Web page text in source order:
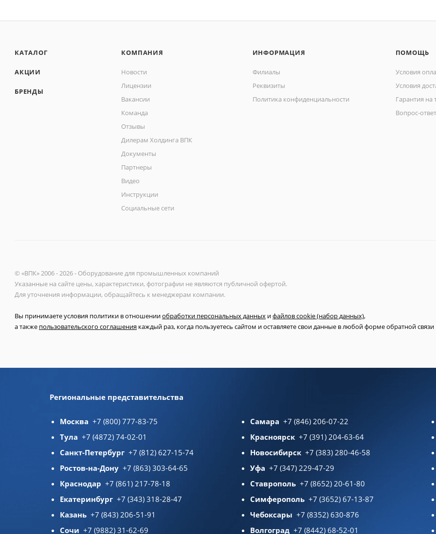
КАТАЛОГ
АКЦИИ
БРЕНДЫ
КОМПАНИЯ
Новости
Лицензии
Вакансии
Команда
Отзывы
Дилерам Холдинга ВПК
Документы
Партнеры
Видео
Инструкции
Социальные сети
ИНФОРМАЦИЯ
Филиалы
Реквизиты
Политика конфиденциальности
ПОМОЩЬ
Условия
Условия
Гарантия на
Вопрос-ответ
© «ВПК» 2006 - 2026 - Оборудование для промышленных компаний
Указанные на сайте цены, характеристики, фотографии не являются публичной офертой.
Для уточнения информации, обращайтесь к менеджерам компании.
Вы принимаете условия политики в отношенииобработки персональных данных ифайлов cookie (набор данных),
а также пользовательского соглашения каждый раз, когда пользуетесь сайтом и оставляете свои данные в любой форме обратной связи
Региональные представительства
Москва +7 (800) 777-83-75
Тула +7 (4872) 74-02-01
Санкт-Петербург +7 (812) 627-15-74
Ростов-на-Дону +7 (863) 303-64-65
Краснодар +7 (861) 217-78-18
Екатеринбург +7 (343) 318-28-47
Казань +7 (843) 206-51-91
Сочи +7 (9882) 31-62-69
Самара +7 (846) 206-07-22
Красноярск +7 (391) 204-63-64
Новосибирск +7 (383) 280-46-58
Уфа +7 (347) 229-47-29
Ставрополь +7 (8652) 20-61-80
Симферополь +7 (3652) 67-13-87
Чебоксары +7 (8352) 630-876
Волгоград +7 (8442) 68-52-01